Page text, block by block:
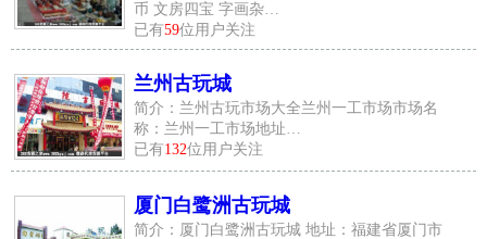
币 文房四宝 字画杂…
已有59位用户关注
兰州古玩城
简介：兰州古玩市场大全兰州一工市场市场名
称：兰州一工市场地址…
已有132位用户关注
厦门白鹭洲古玩城
简介：厦门白鹭洲古玩城 地址：福建省厦门市